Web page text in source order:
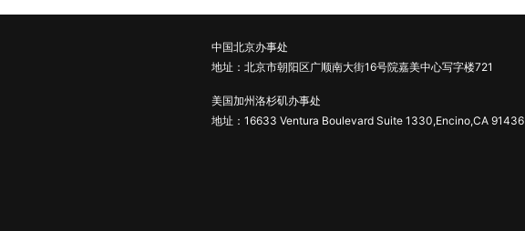
中国北京办事处
地址：北京市朝阳区广顺南大街16号院嘉美中心写字楼721
美国加州洛杉矶办事处
地址：16633 Ventura Boulevard Suite 1330,Encino,CA 91436